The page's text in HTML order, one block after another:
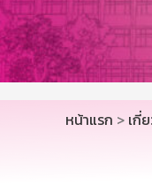
อื่นๆ
ติดต่อเรา
บริการออนไลน์
หน้าแรก > เกี่